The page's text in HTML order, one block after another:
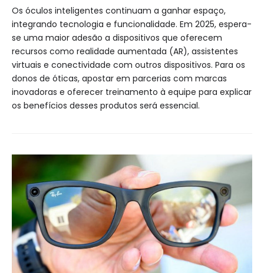
Os óculos inteligentes continuam a ganhar espaço,
integrando tecnologia e funcionalidade. Em 2025, espera-
se uma maior adesão a dispositivos que oferecem
recursos como realidade aumentada (AR), assistentes
virtuais e conectividade com outros dispositivos. Para os
donos de óticas, apostar em parcerias com marcas
inovadoras e oferecer treinamento à equipe para explicar
os benefícios desses produtos será essencial.